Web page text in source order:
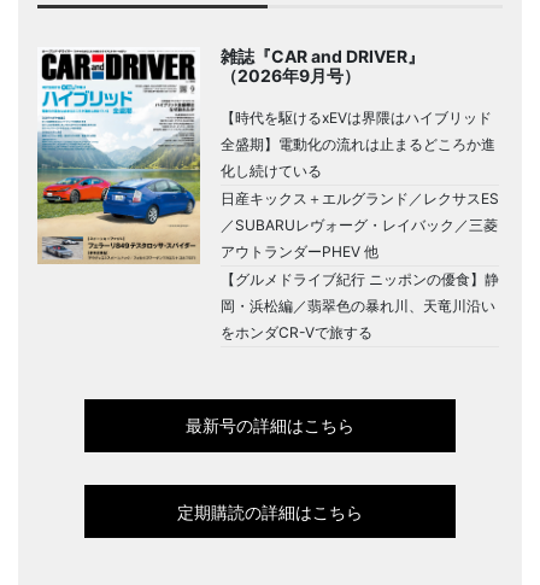
雑誌『CAR and DRIVER』
（2026年9月号）
【時代を駆けるxEVは界隈はハイブリッド
全盛期】電動化の流れは止まるどころか進
化し続けている
日産キックス＋エルグランド／レクサスES
／SUBARUレヴォーグ・レイバック／三菱
アウトランダーPHEV 他
【グルメドライブ紀行 ニッポンの優食】静
岡・浜松編／翡翠色の暴れ川、天竜川沿い
をホンダCR-Vで旅する
最新号の詳細はこちら
定期購読の詳細はこちら